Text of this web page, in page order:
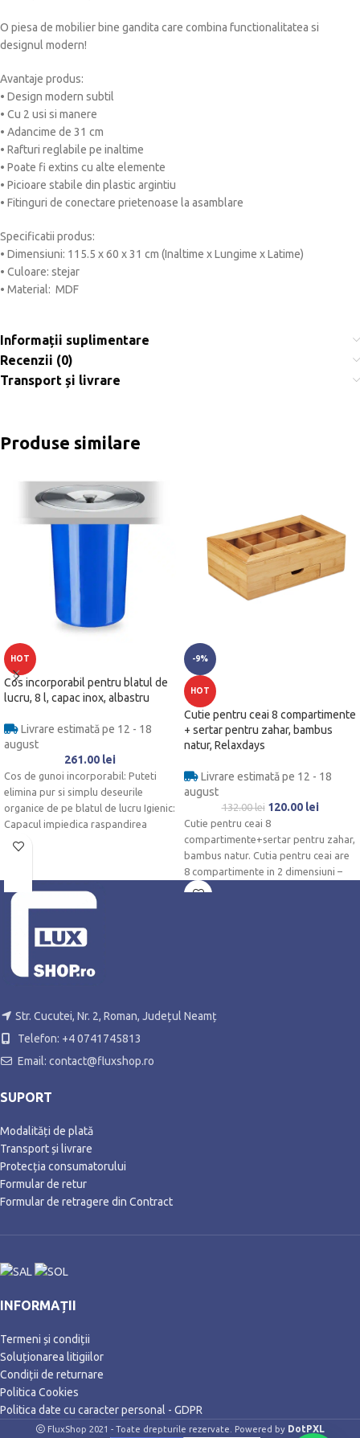
O piesa de mobilier bine gandita care combina functionalitatea si
designul modern!
Avantaje produs:
• Design modern subtil
• Cu 2 usi si manere
• Adancime de 31 cm
• Rafturi reglabile pe inaltime
• Poate fi extins cu alte elemente
• Picioare stabile din plastic argintiu
• Fitinguri de conectare prietenoase la asamblare
Specificatii produs:
• Dimensiuni: 115.5 x 60 x 31 cm (Inaltime x Lungime x Latime)
• Culoare: stejar
• Material: MDF
Informații suplimentare
Recenzii (0)
Transport și livrare
Produse similare
HOT
Cos incorporabil pentru blatul de
lucru, 8 l, capac inox, albastru
Livrare estimată pe 12 - 18
august
261.00 lei
Cos de gunoi incorporabil: Puteti
elimina pur si simplu deseurile
organice de pe blatul de lucru Igienic:
Capacul impiedica raspandirea
-9%
HOT
Cutie pentru ceai 8 compartimente
+ sertar pentru zahar, bambus
natur, Relaxdays
Livrare estimată pe 12 - 18
august
132.00lei 120.00 lei
Cutie pentru ceai 8
compartimente+sertar pentru zahar,
bambus natur. Cutia pentru ceai are
8 compartimente in 2 dimensiuni –
exista
Str. Cucutei, Nr. 2, Roman, Județul Neamț
Telefon: +4 0741745813
Email: contact@fluxshop.ro
SUPORT
Modalități de plată
Transport și livrare
Protecția consumatorului
Formular de retur
Formular de retragere din Contract
INFORMAȚII
Termeni și condiții
Soluționarea litigiilor
Condiții de returnare
Politica Cookies
Politica date cu caracter personal - GDPR
FluxShop 2021 - Toate drepturile rezervate. Powered by DotPXL